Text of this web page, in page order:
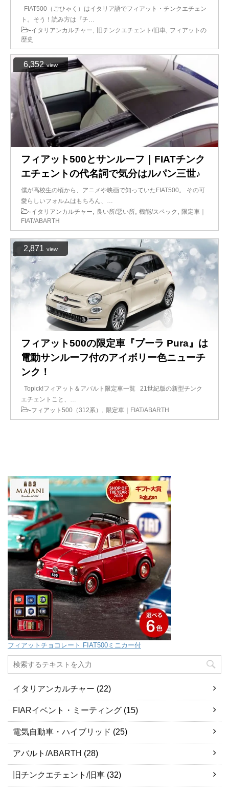
FIAT500（ごひゃく）はイタリア語でフィアット・チンクエチェン
ト。そう！読み方は『チ…
-イタリアンカルチャー 旧チンクエチェント/旧車
フィアットの
歴史
6,352 view
フィアット500とサンルーフ｜FIATチンク
エチェントの代名詞で気分はルパン三世♪
僕が高校生の頃から、アニメや映画で知っていたFIAT500。 その可
愛らしいフォルムはもちろん、…
-イタリアンカルチャー 良い所/悪い所 機能/スペック
限定車｜
FIAT/ABARTH
2,871 view
フィアット500の限定車『プーラ Pura』は
電動サンルーフ付のアイボリー色ニューチ
ンク！
Topick!フィアット＆アバルト限定車一覧 21世紀版の新型チンク
エチェントこと、…
-フィアット500（312系） 限定車｜FIAT/ABARTH
フィアットチョコレート FIAT500ミニカー付
イタリアンカルチャー (22)
FIARイベント・ミーティング (15)
電気自動車・ハイブリッド (25)
アバルト/ABARTH (28)
旧チンクエチェント/旧車 (32)